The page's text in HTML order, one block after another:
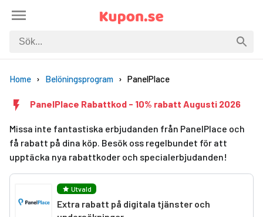
Home Belöningsprogram PanelPlace
PanelPlace Rabattkod - 10% rabatt Augusti 2026
Missa inte fantastiska erbjudanden från PanelPlace och
få rabatt på dina köp. Besök oss regelbundet för att
upptäcka nya rabattkoder och specialerbjudanden!
Utvald
Extra rabatt på digitala tjänster och